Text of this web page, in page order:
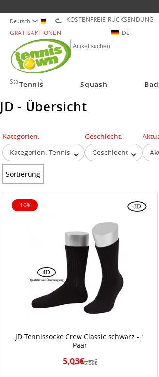
Deutsch KOSTENFREIE RÜCKSENDUNG
GRATISAKTIONEN
DE
Tennis Squash
Startseite
JD - Übersicht
Kategorien:
Kategorien: Tennis
Geschlecht:
Geschlecht
Sortierung
JD Tennissocke Crew Classic schwarz - 1
Paar
5,59€
5,03€
-10%
10% reduziert